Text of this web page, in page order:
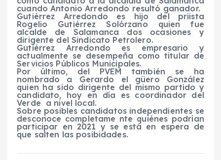
cuando Antonio Arredondo resultó ganador.
Gutiérrez Arredondo es hijo del priista
Rogelio Gutiérrez Solórzano quien fue
alcalde de Salamanca dos ocasiones y
dirigente del Sindicato Petrolero.
Gutiérrez Arredondo es empresario y
actualmente se desempeña como titular de
Servicios Públicos Municipales.
Por último, del PVEM también se ha
nombrado a Gerardo el güero González
quien ha sido dirigente del mismo partido y
candidato, hoy en día es coordinador del
Verde a nivel local.
Sobre posibles candidatos independientes se
desconoce completame nte quiénes podrían
participar en 2021 y se está en espera de
que salten las posibidades.